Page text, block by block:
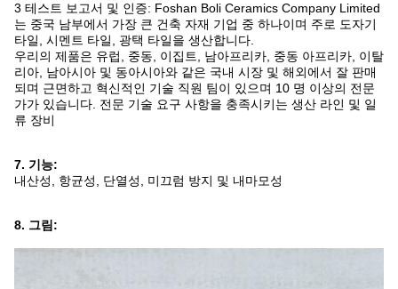
3 테스트 보고서 및 인증: Foshan Boli Ceramics Company Limited
는 중국 남부에서 가장 큰 건축 자재 기업 중 하나이며 주로 도자기
타일, 시멘트 타일, 광택 타일을 생산합니다.
우리의 제품은 유럽, 중동, 이집트, 남아프리카, 중동 아프리카, 이탈
리아, 남아시아 및 동아시아와 같은 국내 시장 및 해외에서 잘 판매
되며 근면하고 혁신적인 기술 직원 팀이 있으며 10 명 이상의 전문
가가 있습니다. 전문 기술 요구 사항을 충족시키는 생산 라인 및 일
류 장비
7. 기능:
내산성, 항균성, 단열성, 미끄럼 방지 및 내마모성
8. 그림: